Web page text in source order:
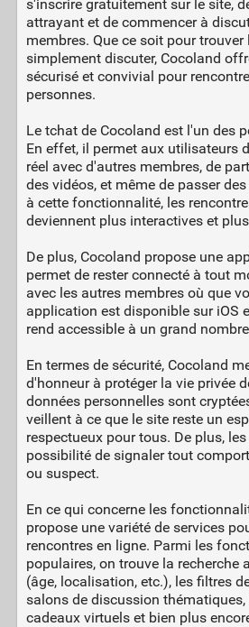
s'inscrire gratuitement sur le site,
attrayant et de commencer à
membres. Que ce soit pour
simplement discuter, Cocoland
sécurisé et convivial pour
personnes.
Le tchat de Cocoland est l'un des
En effet, il permet aux utilisateurs
réel avec d'autres membres, de
des vidéos, et même de passer
à cette fonctionnalité, les
deviennent plus interactives et
De plus, Cocoland propose une
permet de rester connecté à tout
avec les autres membres où que
application est disponible sur iOS
rend accessible à un grand
En termes de sécurité, Cocoland
d'honneur à protéger la vie privée
données personnelles sont
veillent à ce que le site reste un
respectueux pour tous. De plus,
possibilité de signaler tout
ou suspect.
En ce qui concerne les
propose une variété de services
rencontres en ligne. Parmi les
populaires, on trouve la recherche
(âge, localisation, etc.), les filtres
salons de discussion thématiques,
cadeaux virtuels et bien plus